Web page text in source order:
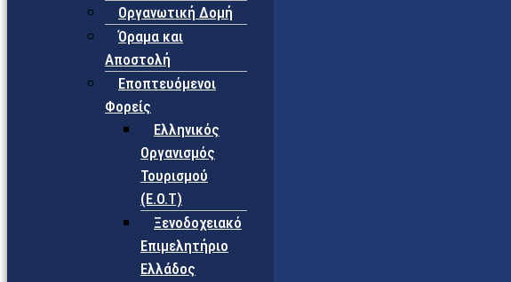
Οργανωτική Δομή
Όραμα και
Αποστολή
Εποπτευόμενοι
Φορείς
Eλληνικός
Οργανισμός
Τουρισμού
(Ε.Ο.Τ)
Ξενοδοχειακό
Επιμελητήριο
Ελλάδος